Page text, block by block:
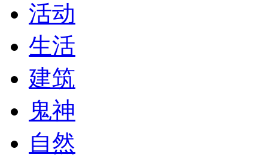
活动
生活
建筑
鬼神
自然